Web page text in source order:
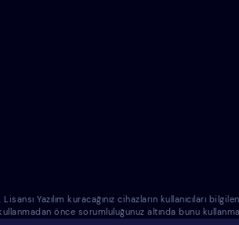
Svenska
Yazılım kuracağınız cihazların kullanıcıları
önce sorumluluğunuz altında bunu